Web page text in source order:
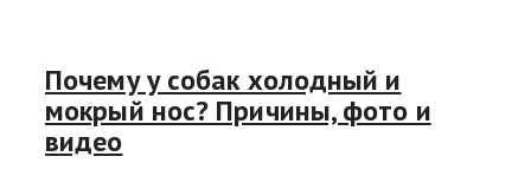
Почему у собак холодный и
мокрый нос? Причины, фото и
видео